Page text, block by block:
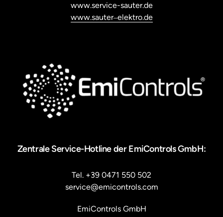
www.service-sauter.de
www.sauter‒elektro.de
Zentrale Service-Hotline der EmiControls GmbH:
Tel. +39 0471 550 502
service@emicontrols.com
EmiControls GmbH